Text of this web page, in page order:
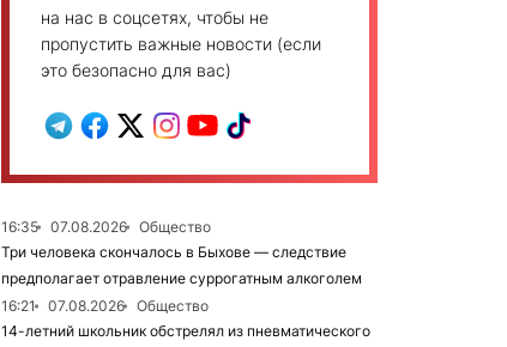
на нас в соцсетях, чтобы не
пропустить важные новости (если
это безопасно для вас)
16:35 07.08.2026
Общество
Три человека скончалось в Быхове — следствие
предполагает отравление суррогатным алкоголем
16:21
07.08.2026
Общество
14-летний школьник обстрелял из пневматического